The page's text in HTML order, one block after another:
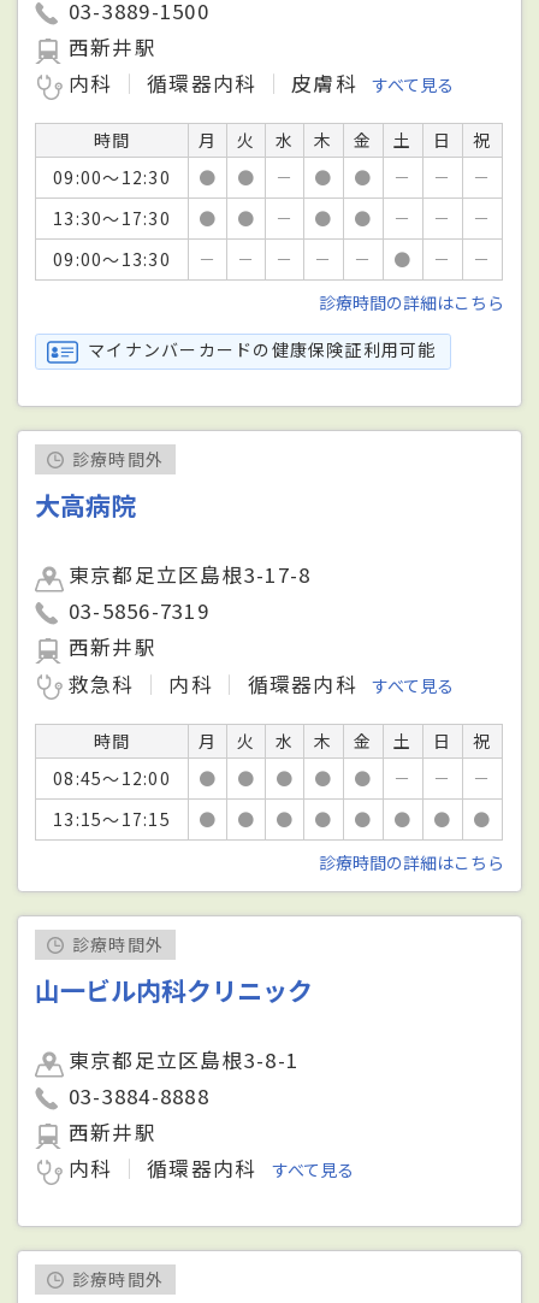
03-3889-1500
西新井駅
内科
循環器内科 皮膚科 すべて見る
時間 月 火 水 木 金 土 日
祝
09:00～12:30
● ● － ● ● － －
－
13:30～17:30
● ● － ● ● － －
－
09:00～13:30
－ － － － － ● －
－
診療時間の詳細はこちら
マイナンバーカードの健康保険証利用可能
診療時間外
大高病院
東京都足立区島根3-17-8
03-5856-7319
西新井駅
救急科
内科 循環器内科 すべて見る
時間 月 火 水 木 金 土 日
祝
08:45～12:00
● ● ● ● ● － －
－
13:15～17:15
● ● ● ● ● ● ●
●
診療時間の詳細はこちら
診療時間外
山一ビル内科クリニック
東京都足立区島根3-8-1
03-3884-8888
西新井駅
内科
循環器内科 すべて見る
診療時間外